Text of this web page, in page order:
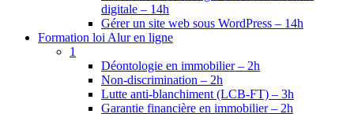
digitale – 14h
Gérer un site web sous WordPress – 14h
Formation loi Alur en ligne
1
Déontologie en immobilier – 2h
Non-discrimination – 2h
Lutte anti-blanchiment (LCB-FT) – 3h
Garantie financière en immobilier – 2h